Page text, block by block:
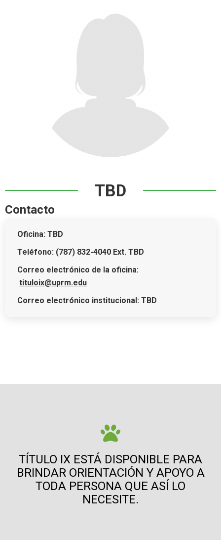
TBD
Contacto
Oficina: TBD
Teléfono: (787) 832-4040 Ext. TBD
Correo electrónico de la oficina:
tituloix@uprm.edu
Correo electrónico institucional: TBD
TÍTULO IX ESTÁ DISPONIBLE PARA
BRINDAR ORIENTACIÓN Y APOYO A
TODA PERSONA QUE ASÍ LO
NECESITE.